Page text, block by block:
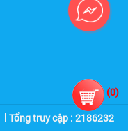
Tổng truy cập : 2186232
(0)